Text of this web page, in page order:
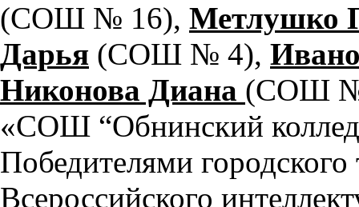
(СОШ № 16), Метлушко
Дарья (СОШ № 4),
Никонова Диана (СОШ
«СОШ “Обнинский
Победителями городского
Всероссийского